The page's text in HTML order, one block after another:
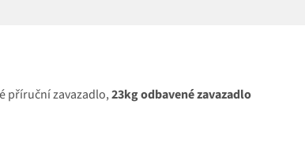
příruční zavazadlo,23kg odbavené zavazadlo